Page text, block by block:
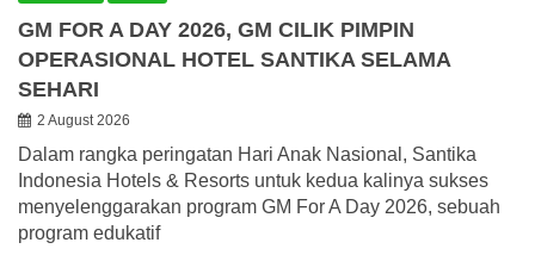
GM FOR A DAY 2026, GM CILIK PIMPIN
OPERASIONAL HOTEL SANTIKA SELAMA
SEHARI
2 August 2026
Dalam rangka peringatan Hari Anak Nasional, Santika
Indonesia Hotels & Resorts untuk kedua kalinya sukses
menyelenggarakan program GM For A Day 2026, sebuah
program edukatif